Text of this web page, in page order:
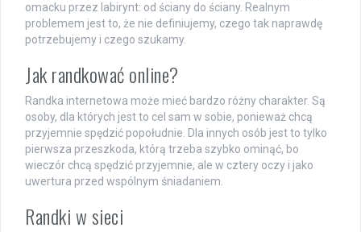
omacku przez labirynt: od ściany do ściany. Realnym
problemem jest to, że nie definiujemy, czego tak naprawdę
potrzebujemy i czego szukamy.
Jak randkować online?
Randka internetowa może mieć bardzo różny charakter. Są
osoby, dla których jest to cel sam w sobie, ponieważ chcą
przyjemnie spędzić popołudnie. Dla innych osób jest to tylko
pierwsza przeszkoda, którą trzeba szybko ominąć, bo
wieczór chcą spędzić przyjemnie, ale w cztery oczy i jako
uwertura przed wspólnym śniadaniem.
Randki w sieci